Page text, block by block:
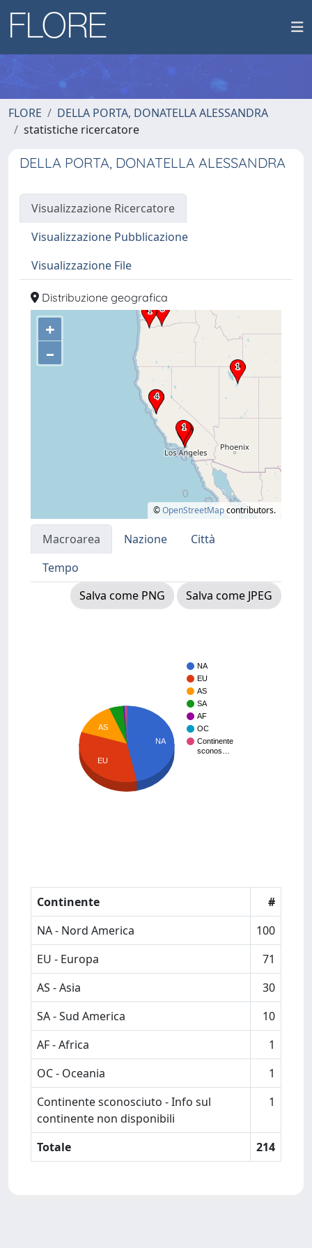
FLORE
DELLA PORTA, DONATELLA ALESSANDRA
statistiche ricercatore
DELLA PORTA, DONATELLA ALESSANDRA
Visualizzazione Ricercatore
Visualizzazione Pubblicazione
Visualizzazione File
Distribuzione geografica
+
–
©OpenStreetMapcontributors.
Macroarea Nazione
Città
Tempo
Salva come PNG
Salva come JPEG
NA
EU
AS
SA
AF
OC
Continente
sconos…
NA
AS
EU
Continente
#
NA - Nord America
100
EU - Europa
71
AS - Asia
30
SA - Sud America
10
AF - Africa
1
OC - Oceania
1
Continente sconosciuto - Info sul
continente non disponibili
1
Totale 214